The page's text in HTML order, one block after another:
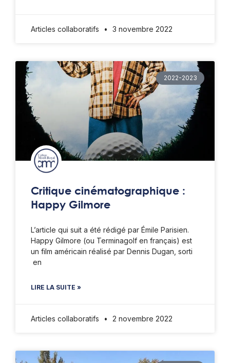
Articles collaboratifs 3 novembre 2022
2022-2023
Critique cinématographique :
Happy Gilmore
L’article qui suit a été rédigé par Émile Parisien.
Happy Gilmore (ou Terminagolf en français) est
un film américain réalisé par Dennis Dugan, sorti
en
LIRE LA SUITE »
Articles collaboratifs 2 novembre 2022